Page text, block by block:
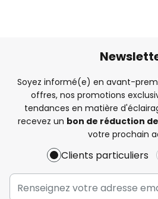
Soyez informé(e) en avant-
offres, nos promotions
tendances en matière
recevez un bon de réduction de
votre prochain
Clients particuliers